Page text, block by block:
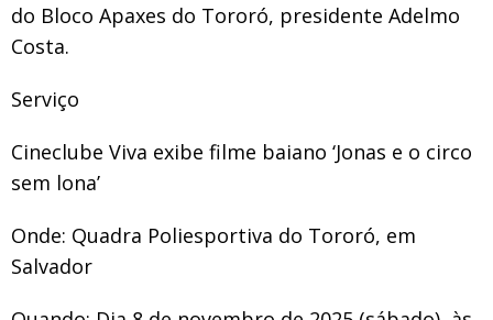
do Bloco Apaxes do Tororó, presidente Adelmo
Costa.
Serviço
Cineclube Viva exibe filme baiano ‘Jonas e o circo
sem lona’
Onde: Quadra Poliesportiva do Tororó, em
Salvador